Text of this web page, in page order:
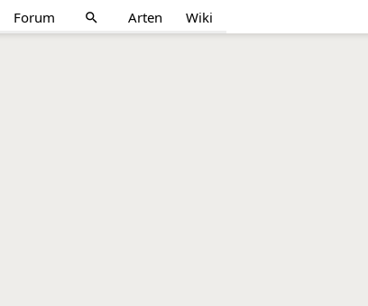
Forum search Arten Wiki